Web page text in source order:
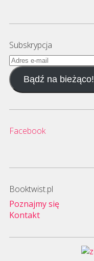
Subskrypcja
Adres
e-
mailBądź na bieżąco!
Facebook
Booktwist.pl
Poznajmy się
Kontakt